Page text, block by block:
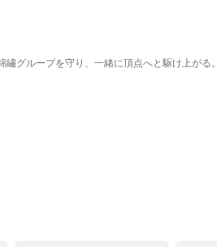
グループを守り、一緒に頂点へと駆け上がる。